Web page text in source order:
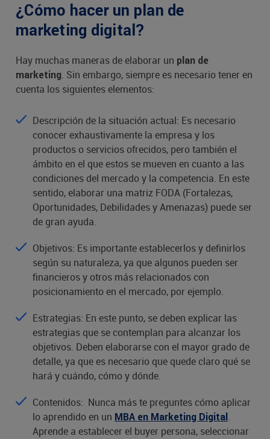
¿Cómo hacer un plan de
marketing digital?
Hay muchas maneras de elaborar un plan de
marketing. Sin embargo, siempre es necesario tener en
cuenta los siguientes elementos:
Descripción de la situación actual: Es necesario
conocer exhaustivamente la empresa y los
productos o servicios ofrecidos, pero también el
ámbito en el que estos se mueven en cuanto a las
condiciones del mercado y la competencia. En este
sentido, elaborar una matriz FODA (Fortalezas,
Oportunidades, Debilidades y Amenazas) puede ser
de gran ayuda.
Objetivos: Es importante establecerlos y definirlos
según su naturaleza, ya que algunos pueden ser
financieros y otros más relacionados con
posicionamiento en el mercado, por ejemplo.
Estrategias: En este punto, se deben explicar las
estrategias que se contemplan para alcanzar los
objetivos. Deben elaborarse con el mayor grado de
detalle, ya que es necesario que quede claro qué se
hará y cuándo, cómo y dónde.
Contenidos: Nunca más te preguntes cómo aplicar
lo aprendido en un MBA en Marketing Digital.
Aprende a establecer el buyer persona, seleccionar